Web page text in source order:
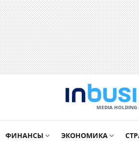
MEDIA HOLDING
ФИНАНСЫ ЭКОНОМИКА